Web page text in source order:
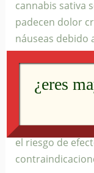
cannabis sativa
padecen dolor
náuseas debido
Sin embargo,
el caso de
(como el
una buena
pueda
el riesgo de
¿eres